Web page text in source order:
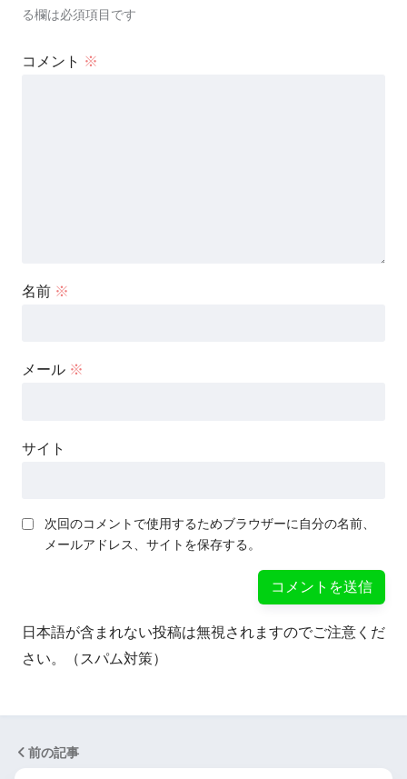
る欄は必須項目です
コメント ※
名前 ※
メール ※
サイト
次回のコメントで使用するためブラウザーに自分の名前、
メールアドレス、サイトを保存する。
日本語が含まれない投稿は無視されますのでご注意くだ
さい。（スパム対策）
前の記事